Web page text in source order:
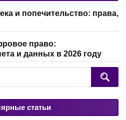
и попечительство: права,
право:
и данных в 2026 году
статьи